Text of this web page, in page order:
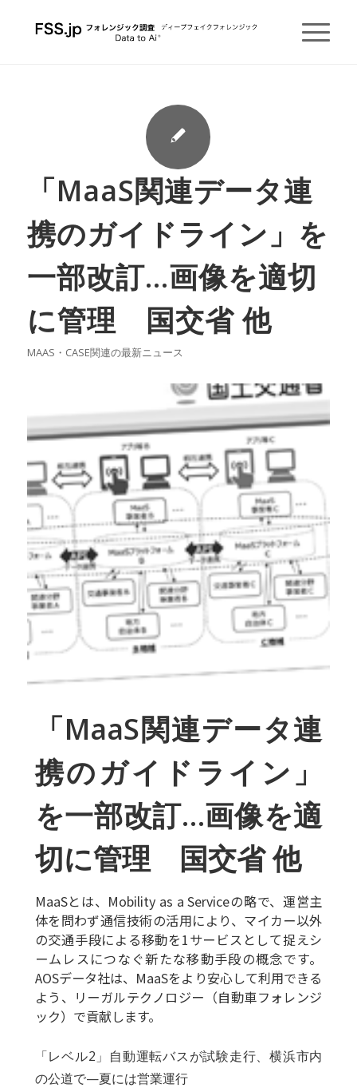
「MaaS関連データ連
携のガイドライン」を
一部改訂…画像を適切
に管理 国交省 他
MAAS・CASE関連の最新ニュース
「MaaS関連データ連
携のガイドライン」
を一部改訂…画像を適
切に管理 国交省 他
MaaSとは、Mobility as a Serviceの略で、運営主
体を問わず通信技術の活用により、マイカー以外
の交通手段による移動を1サービスとして捉えシ
ームレスにつなぐ新たな移動手段の概念です。
AOSデータ社は、MaaSをより安心して利用できる
よう、リーガルテクノロジー（自動車フォレンジ
ック）で貢献します。
「レベル2」自動運転バスが試験走行、横浜市内
の公道で—夏には営業運行